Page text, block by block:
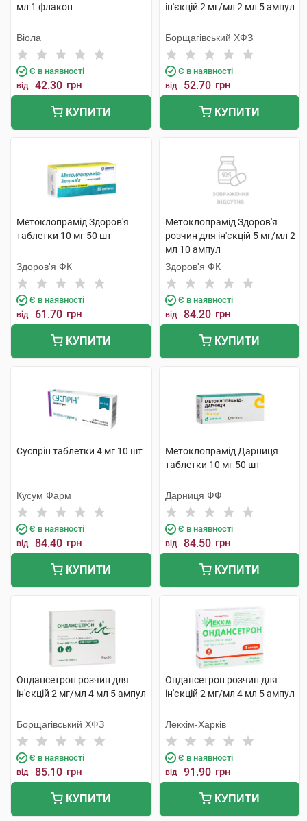
мл 1 флакон
Віола
Є в наявності
від 42.30 грн
КУПИТИ
ін'єкцій 2 мг/мл 2 мл 5 ампул
Борщагівський ХФЗ
Є в наявності
від 52.70 грн
КУПИТИ
Метоклопрамід Здоров'я
таблетки 10 мг 50 шт
Здоров'я ФК
Є в наявності
від 61.70 грн
КУПИТИ
Метоклопрамід Здоров'я
розчин для ін'єкцій 5 мг/мл 2
мл 10 ампул
Здоров'я ФК
Є в наявності
від 84.20 грн
КУПИТИ
Суспрін таблетки 4 мг 10 шт
Кусум Фарм
Є в наявності
від 84.40 грн
КУПИТИ
Метоклопрамід Дарниця
таблетки 10 мг 50 шт
Дарниця ФФ
Є в наявності
від 84.50 грн
КУПИТИ
Ондансетрон розчин для
ін'єкцій 2 мг/мл 4 мл 5 ампул
Борщагівський ХФЗ
Є в наявності
від 85.10 грн
КУПИТИ
Ондансетрон розчин для
ін'єкцій 2 мг/мл 4 мл 5 ампул
Лекхім-Харків
Є в наявності
від 91.90 грн
КУПИТИ